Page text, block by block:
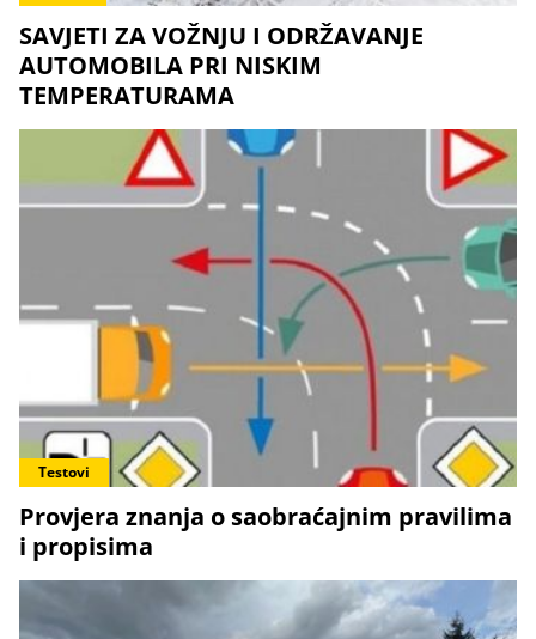
SAVJETI ZA VOŽNJU I ODRŽAVANJE
AUTOMOBILA PRI NISKIM
TEMPERATURAMA
Testovi
Provjera znanja o saobraćajnim pravilima
i propisima